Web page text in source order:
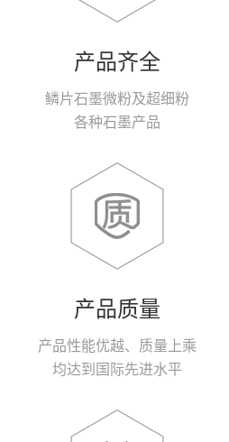
产品齐全
鳞片石墨微粉及超细粉
各种石墨产品
产品质量
产品性能优越、质量上乘
均达到国际先进水平